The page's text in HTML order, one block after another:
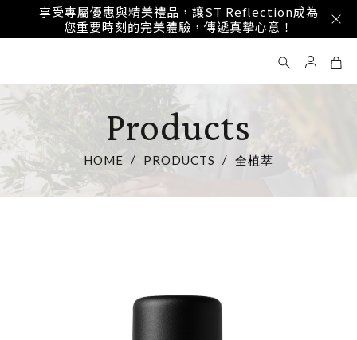
Products
HOME PRODUCTS 全植萃
享受專屬優惠與精美禮品，讓ST Reflection成為
您重要時刻的完美體驗，傳遞真摯心意！